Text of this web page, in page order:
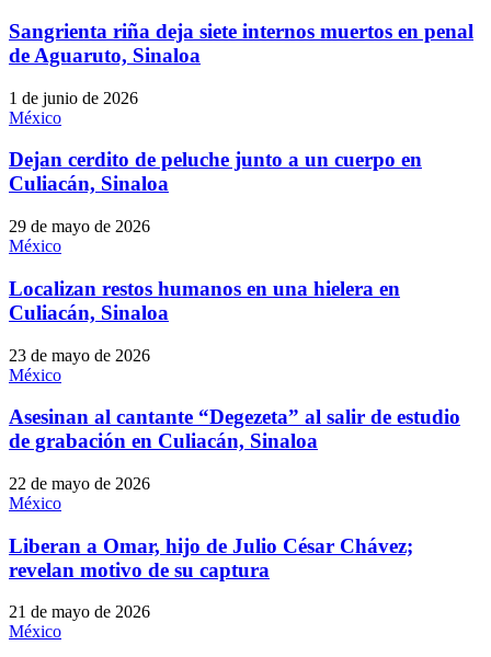
Sangrienta riña deja siete internos muertos en penal
de Aguaruto, Sinaloa
1 de junio de 2026
México
Dejan cerdito de peluche junto a un cuerpo en
Culiacán, Sinaloa
29 de mayo de 2026
México
Localizan restos humanos en una hielera en
Culiacán, Sinaloa
23 de mayo de 2026
México
Asesinan al cantante “Degezeta” al salir de estudio
de grabación en Culiacán, Sinaloa
22 de mayo de 2026
México
Liberan a Omar, hijo de Julio César Chávez;
revelan motivo de su captura
21 de mayo de 2026
México